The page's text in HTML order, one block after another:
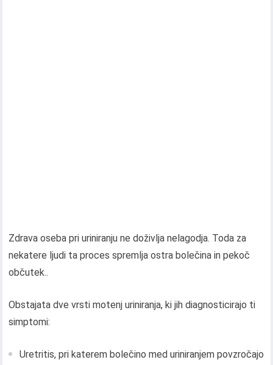
Zdrava oseba pri uriniranju ne doživlja nelagodja. Toda za
nekatere ljudi ta proces spremlja ostra bolečina in pekoč
občutek..
Obstajata dve vrsti motenj uriniranja, ki jih diagnosticirajo ti
simptomi:
Uretritis, pri katerem bolečino med uriniranjem povzročajo